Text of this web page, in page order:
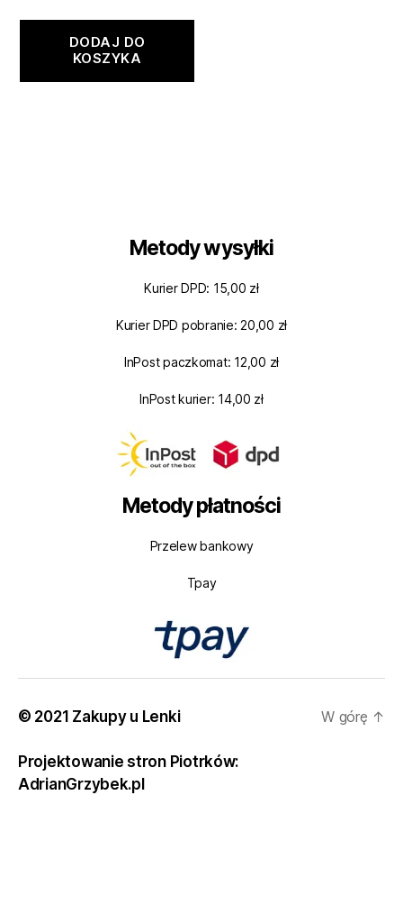
DODAJ DO
KOSZYKA
Metody wysyłki
Kurier DPD: 15,00 zł
Kurier DPD pobranie: 20,00 zł
InPost paczkomat: 12,00 zł
InPost kurier: 14,00 zł
Metody płatności
Przelew bankowy
Tpay
© 2021 Zakupy u Lenki
Projektowanie stron Piotrków:
AdrianGrzybek.pl
W górę ↑